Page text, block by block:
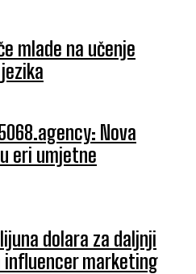
mlade na učenje
Nova
eri umjetne
dolara za daljnji
influencer marketing